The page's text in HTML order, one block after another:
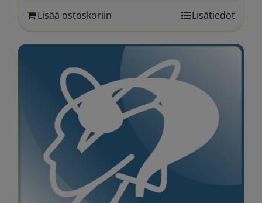
155.40 €.
on:
129.90 €.
Lisää ostoskoriin Lisätiedot